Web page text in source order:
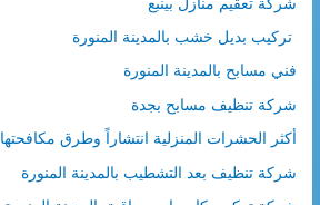
تركيب بديل خشب بالمدينة المنورة
فني مسابح بالمدينة المنورة
شركة تنظيف مسابح بجدة
أكثر الحشرات المنزلية انتشاراً وطرق مكافحتها
شركة تنظيف بعد التشطيب بالمدينة المنورة